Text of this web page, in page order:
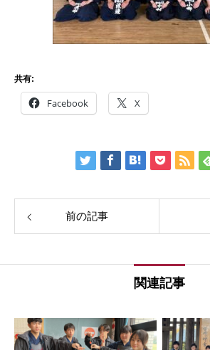
共有:
Facebook X
前の記事
関連記事